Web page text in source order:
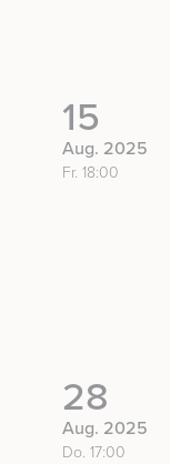
15
Aug. 2025
Fr. 18:00
28
Aug. 2025
Do. 17:00